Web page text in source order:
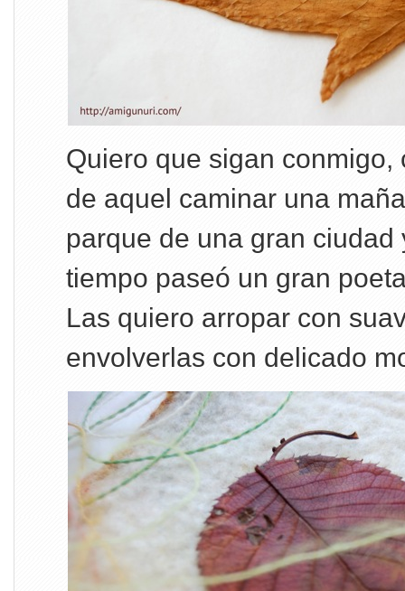
Quiero que sigan conmigo,
de aquel caminar una
parque de una gran ciudad
tiempo paseó un gran
Las quiero arropar con
envolverlas con delicado